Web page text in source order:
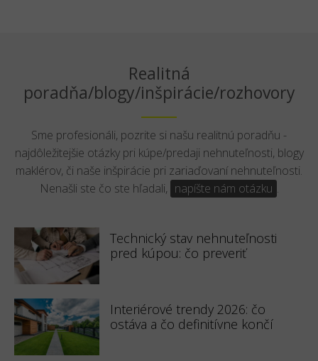
Realitná
poradňa/blogy/inšpirácie/rozhovory
Sme profesionáli, pozrite si našu realitnú poradňu -
najdôležitejšie otázky pri kúpe/predaji nehnuteľnosti, blogy
maklérov, či naše inšpirácie pri zariaďovaní nehnuteľnosti.
Nenašli ste čo ste hľadali, napíšte nám otázku .
Technický stav nehnuteľnosti
pred kúpou: čo preveriť
Interiérové trendy 2026: čo
ostáva a čo definitívne končí